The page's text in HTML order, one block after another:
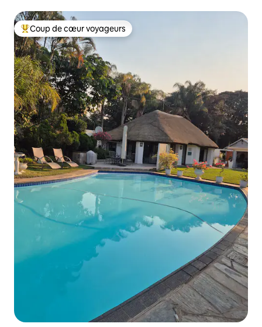
Coups de cœur voyageurs les plus appréciés
Coup de cœur voyageurs